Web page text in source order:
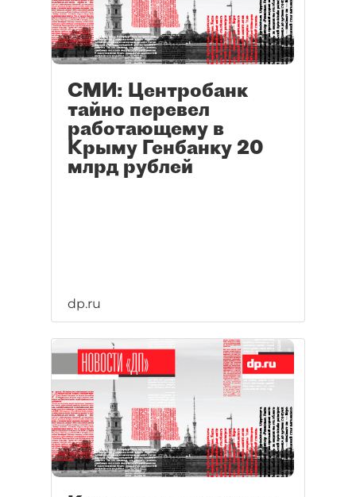
СМИ: Центробанк
тайно перевел
работающему в
Крыму Генбанку 20
млрд рублей
dp.ru